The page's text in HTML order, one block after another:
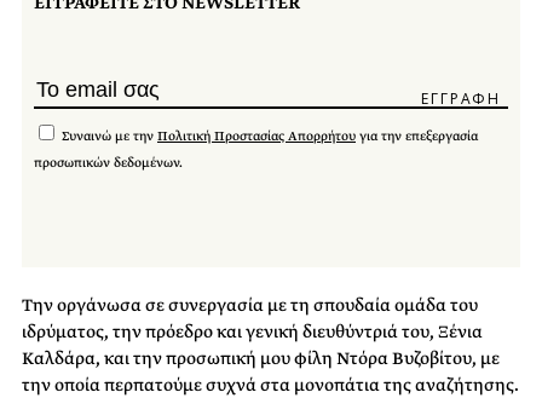
Συναινώ με την Πολιτική Προστασίας Απορρήτου για την επεξεργασία
προσωπικών δεδομένων.
Την οργάνωσα σε συνεργασία με τη σπουδαία ομάδα του
ιδρύματος, την πρόεδρο και γενική διευθύντριά του, Ξένια
Καλδάρα, και την προσωπική μου φίλη Ντόρα Βυζοβίτου, με
την οποία περπατούμε συχνά στα μονοπάτια της αναζήτησης.